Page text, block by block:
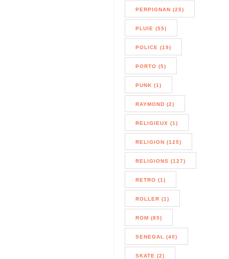
PERPIGNAN (25)
PLUIE (55)
POLICE (19)
PORTO (5)
PUNK (1)
RAYMOND (2)
RELIGIEUX (1)
RELIGION (125)
RELIGIONS (127)
RETRO (1)
ROLLER (1)
ROM (85)
SENEGAL (40)
SKATE (2)